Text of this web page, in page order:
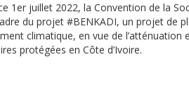
1er juillet 2022, la Convention de la
du projet #BENKADI, un projet de
climatique, en vue de l’atténuation
protégées en Côte d’Ivoire.